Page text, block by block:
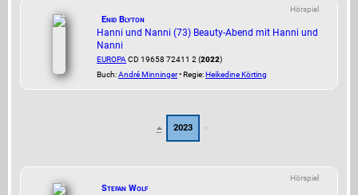
Hörspiel
Enid Blyton
Hanni und Nanni (73) Beauty-Abend mit Hanni und
Nanni
EUROPA CD 19658 72411 2 (2022)
Buch:André Minninger• Regie:Heikedine Körting
2023
Hörspiel
Stefan Wolf